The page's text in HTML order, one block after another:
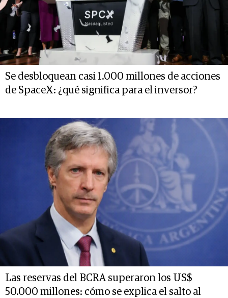
Se desbloquean casi 1.000 millones de acciones
de SpaceX: ¿qué significa para el inversor?
Las reservas del BCRA superaron los US$
50.000 millones: cómo se explica el salto al